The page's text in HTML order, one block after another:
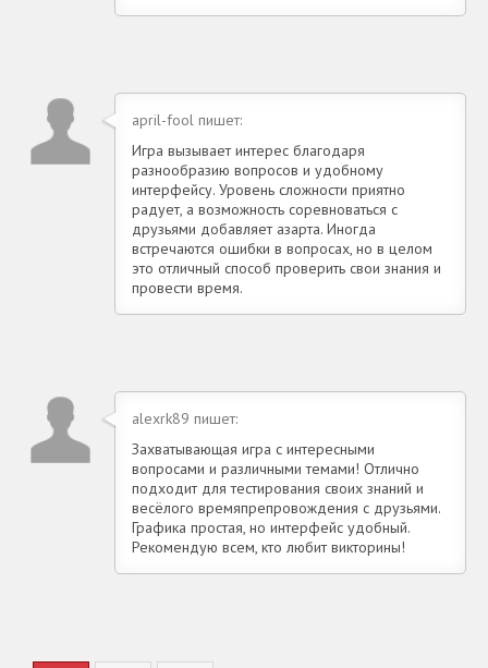
april-fool пишет:
Игра вызывает интерес благодаря
разнообразию вопросов и удобному
интерфейсу. Уровень сложности приятно
радует, а возможность соревноваться с
друзьями добавляет азарта. Иногда
встречаются ошибки в вопросах, но в целом
это отличный способ проверить свои знания и
провести время.
alexrk89 пишет:
Захватывающая игра с интересными
вопросами и различными темами! Отлично
подходит для тестирования своих знаний и
весёлого времяпрепровождения с друзьями.
Графика простая, но интерфейс удобный.
Рекомендую всем, кто любит викторины!